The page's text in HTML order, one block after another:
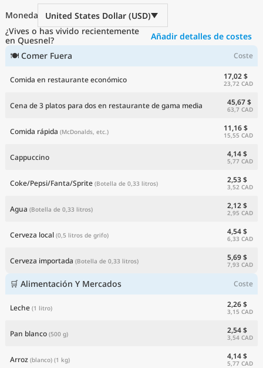
Moneda
United States Dollar (USD)
¿Vives o has vivido recientemente
en Quesnel?
Añadir detalles de costes
🍽 Comer Fuera
Coste
Comida en restaurante económico 17,02 $
23,72 CAD
Cena de 3 platos para dos en restaurante de gama media 45,67 $
63,7 CAD
Comida rápida (McDonalds, etc.) 11,16 $
15,55 CAD
Cappuccino 4,14 $
5,77 CAD
Coke/Pepsi/Fanta/Sprite (Botella de 0,33 litros) 2,53 $
3,52 CAD
Agua (Botella de 0,33 litros) 2,12 $
2,95 CAD
Cerveza local (0,5 litros de grifo) 4,54 $
6,33 CAD
Cerveza importada (Botella de 0,33 litros) 5,69 $
7,93 CAD
🛒 Alimentación Y Mercados Coste
Leche (1 litro) 2,26 $
3,15 CAD
Pan blanco (500 g) 2,54 $
3,54 CAD
Arroz (blanco) (1 kg) 4,14 $
5,77 CAD
Precios actuales por país